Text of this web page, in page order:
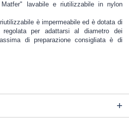
lavabile e riutilizzabile in nylon
è impermeabile ed è dotata di
per adattarsi al diametro dei
di preparazione consigliata è di